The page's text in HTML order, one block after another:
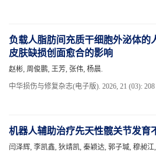
负载人脂肪间充质干细胞外泌体的
皮肤缺损创面愈合的影响
赵彬, 周俊鹏, 王芳, 张伟, 杨晨.
中华损伤与修复杂志(电子版). 2026, 21 (03): 208
机器人辅助治疗先天性髋关节发育
闫泽辉, 李凯鑫, 狄靖凯, 秦颖达, 郭子瑊, 穆昶